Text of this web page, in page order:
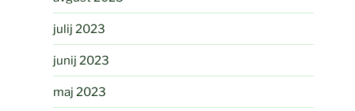
julij 2023
junij 2023
maj 2023